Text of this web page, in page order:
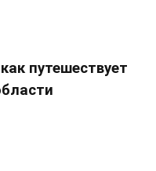
путешествует